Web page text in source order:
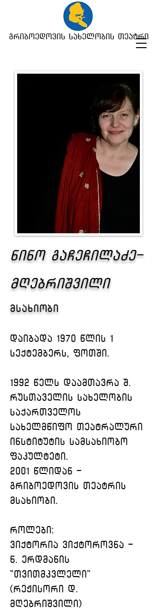
გრიბოედოვის სახელობის თეატრი
ნინო გაჩეჩილაძე-
მღებრიშვილი
მსახიობი
დაიბადა 1970 წლის 1
სექტემბერს, ფოთში.
1992 წელს დაამთავრა შ.
რუსთაველის სახელობის
საქართველოს
სახელმწიფო თეატრალური
ინსტიტუტის სამსახიობო
ფაკულტეტი.
2001 წლიდან -
გრიბოედოვის თეატრის
მსახიობი.
როლები:
ვიქტორია ვიქტოროვნა -
ნ. ერდმანის
"თვითმკვლელი"
(რეჟისორი დ.
მღებრიშვილი)